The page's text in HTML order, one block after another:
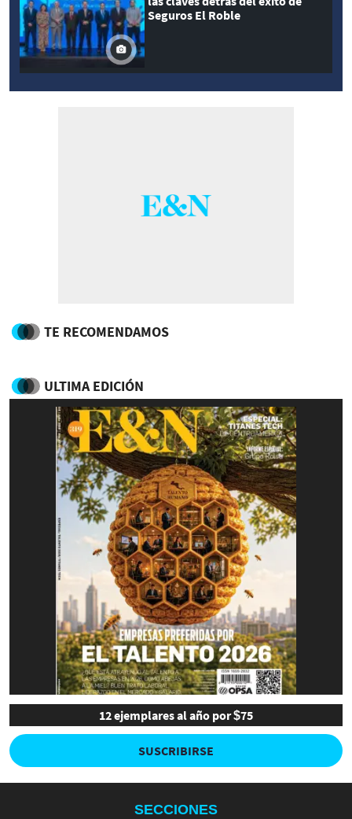
Seguros El Roble
TE RECOMENDAMOS
ULTIMA EDICIÓN
12 ejemplares al año por $75
SUSCRIBIRSE
SECCIONES